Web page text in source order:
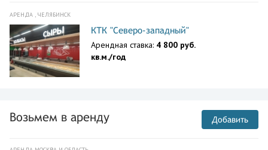
АРЕНДА , ЧЕЛЯБИНСК
КТК "Северо-западный"
Арендная ставка: 4 800 руб.
кв.м./год
Возьмем в аренду Добавить